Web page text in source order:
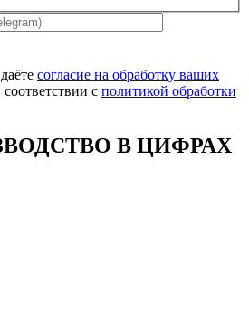
согласие на обработку ваших
соответствии с политикой обработки
В ЦИФРАХ